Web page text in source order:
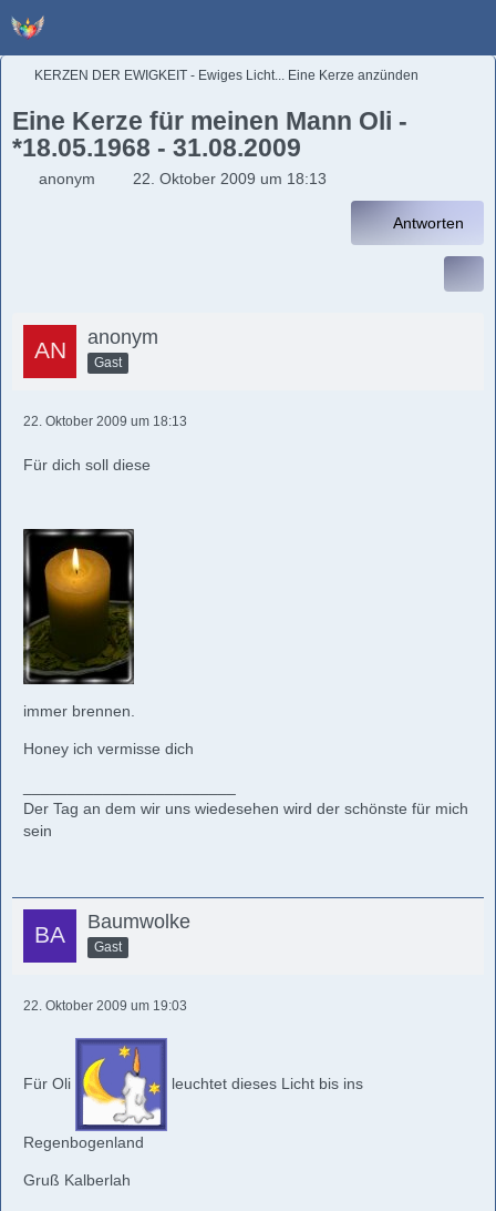
KERZEN DER EWIGKEIT - Ewiges Licht... Eine Kerze anzünden
Eine Kerze für meinen Mann Oli -
*18.05.1968 - 31.08.2009
anonym 22. Oktober 2009 um 18:13
Antworten
anonym
Gast
22. Oktober 2009 um 18:13
Für dich soll diese
immer brennen.
Honey ich vermisse dich
Der Tag an dem wir uns wiedesehen wird der schönste für mich
sein
Baumwolke
Gast
22. Oktober 2009 um 19:03
Für Oli leuchtet dieses Licht bis ins
Regenbogenland
Gruß Kalberlah